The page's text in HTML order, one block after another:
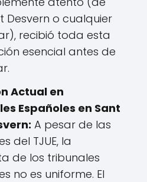
Desvern o cualquier
recibió toda esta
esencial antes de
Actual en
Españoles en Sant
A pesar de las
del TJUE, la
de los tribunales
no es uniforme. El